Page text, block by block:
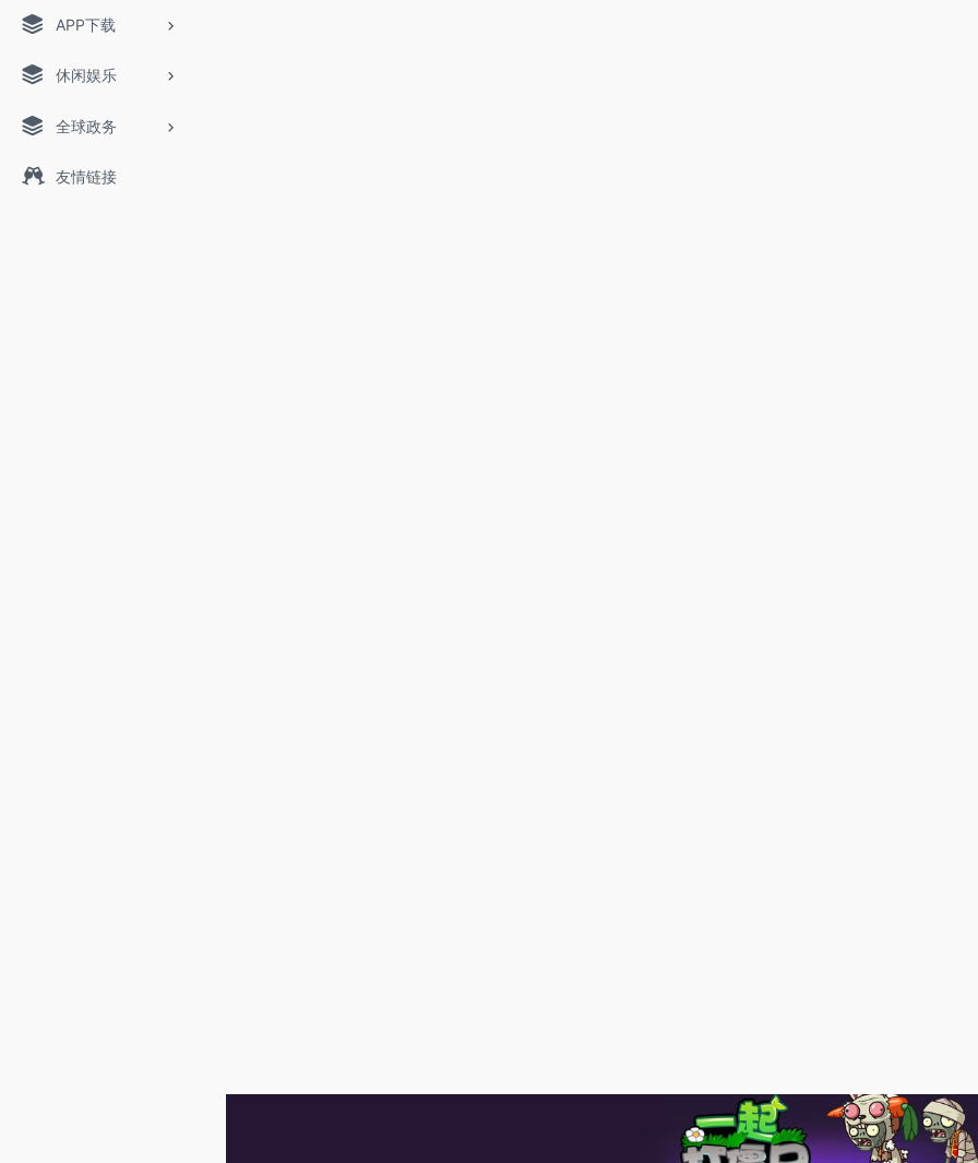
APP下载
休闲娱乐
全球政务
友情链接